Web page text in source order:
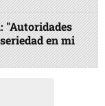
"Autoridades
en mi